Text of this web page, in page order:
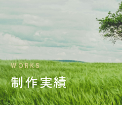
WORKS
制作実績